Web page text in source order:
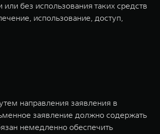
без использования таких средств
использование, доступ,
направления заявления в
заявление должно содержать
немедленно обеспечить